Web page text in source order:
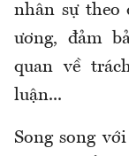
nhân sự theo
ương, đảm
quan về
luận...
Song song